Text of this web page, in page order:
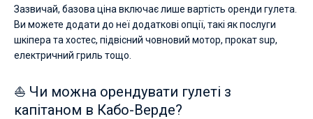
Зазвичай, базова ціна включає лише вартість оренди гулета.
Ви можете додати до неї додаткові опції, такі як послуги
шкіпера та хостес, підвісний човновий мотор, прокат sup,
електричний гриль тощо.
⛵ Чи можна орендувати гулеті з
капітаном в Кабо-Верде?